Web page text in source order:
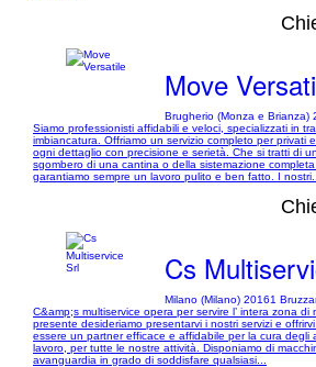
Move
Brugherio (Monza e Brianza)
Siamo professionisti affidabili e veloci, specializzati in
imbiancatura. Offriamo un servizio completo per privati
ogni dettaglio con precisione e serietà. Che si tratti di
sgombero di una cantina o della sistemazione
garantiamo sempre un lavoro pulito e ben fatto. I nostri...
Cs
Milano (Milano) 20161
C&amp;s multiservice opera per servire l’ intera zona di
presente desideriamo presentarvi i nostri servizi e
essere un partner efficace e affidabile per la cura degli
lavoro, per tutte le nostre attività. Disponiamo di
avanguardia in grado di soddisfare qualsiasi...